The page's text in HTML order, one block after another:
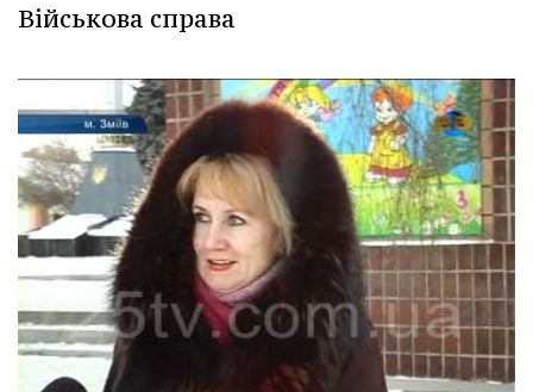
Військова справа